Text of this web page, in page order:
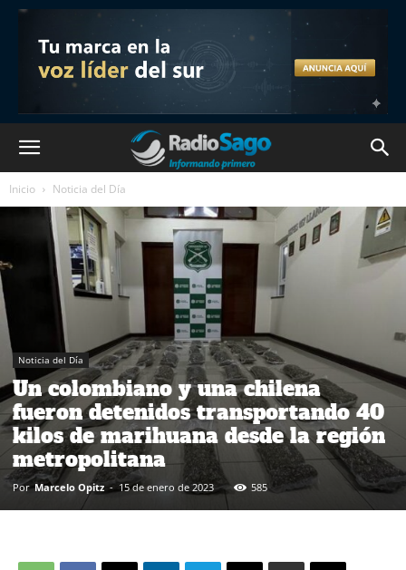
Inicio Noticia del Día
Noticia del Día
Un colombiano y una chilena
fueron detenidos transportando 40
kilos de marihuana desde la región
metropolitana
Por Marcelo Opitz - 15 de enero de 2023 585